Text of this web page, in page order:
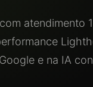
com atendimento
e na IA